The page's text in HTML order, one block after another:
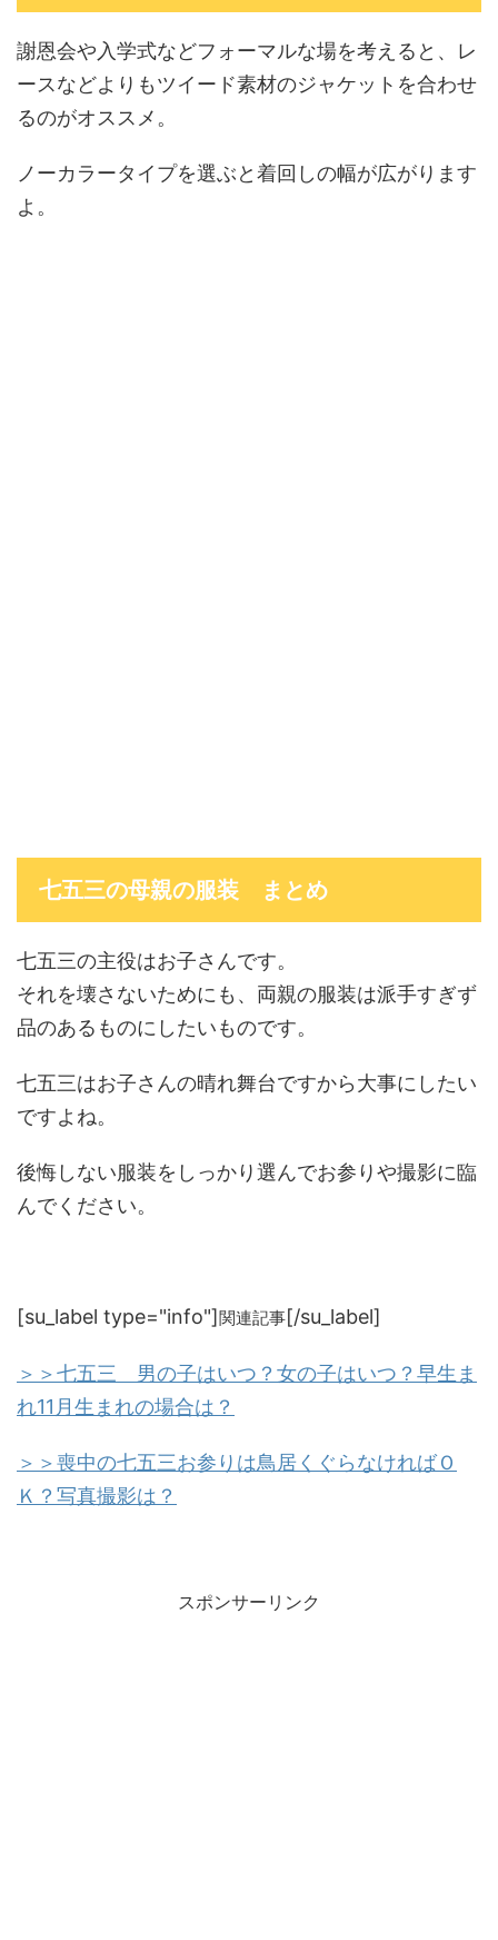
謝恩会や入学式などフォーマルな場を考えると、レ
ースなどよりもツイード素材のジャケットを合わせ
るのがオススメ。
ノーカラータイプを選ぶと着回しの幅が広がります
よ。
七五三の母親の服装 まとめ
七五三の主役はお子さんです。
それを壊さないためにも、両親の服装は派手すぎず
品のあるものにしたいものです。
七五三はお子さんの晴れ舞台ですから大事にしたい
ですよね。
後悔しない服装をしっかり選んでお参りや撮影に臨
んでください。
[su_label type="info"]関連記事[/su_label]
＞＞七五三 男の子はいつ？女の子はいつ？早生ま
れ11月生まれの場合は？
＞＞喪中の七五三お参りは鳥居くぐらなければＯ
Ｋ？写真撮影は？
スポンサーリンク